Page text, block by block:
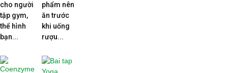
cho người
tập gym,
thể hình
bạn...
phẩm nên
ăn trước
khi uống
rượu...